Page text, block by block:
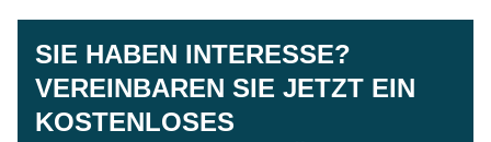
SIE HABEN INTERESSE?
VEREINBAREN SIE JETZT EIN
KOSTENLOSES